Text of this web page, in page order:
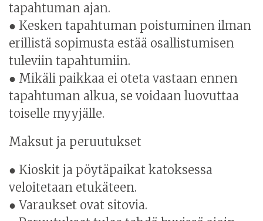
tapahtuman ajan.
● Kesken tapahtuman poistuminen ilman
erillistä sopimusta estää osallistumisen
tuleviin tapahtumiin.
● Mikäli paikkaa ei oteta vastaan ennen
tapahtuman alkua, se voidaan luovuttaa
toiselle myyjälle.
Maksut ja peruutukset
● Kioskit ja pöytäpaikat katoksessa
veloitetaan etukäteen.
● Varaukset ovat sitovia.